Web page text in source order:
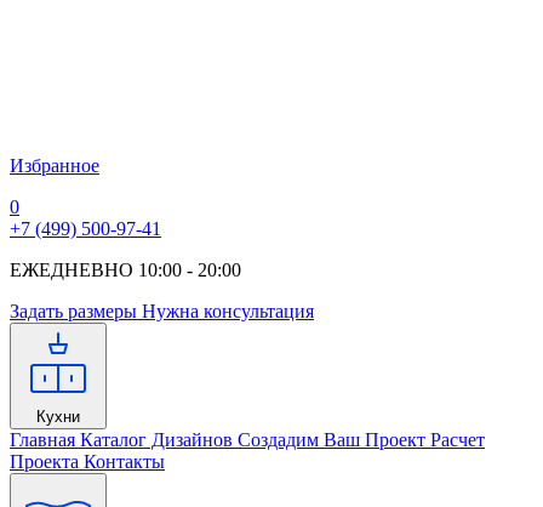
Избранное
0
+7 (499) 500-97-41
ЕЖЕДНЕВНО 10:00 - 20:00
Задать размеры Нужна консультация
Кухни
Главная Каталог Дизайнов Создадим Ваш Проект Расчет
Проекта Контакты